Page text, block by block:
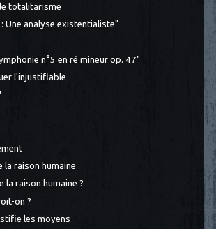
totalitarisme
Une analyse existentialiste"
n°5 en ré mineur op. 47"
l'injustifiable
la raison humaine
la raison humaine ?
on ?
les moyens